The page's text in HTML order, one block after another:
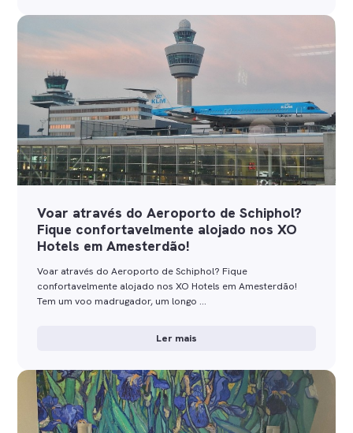
Voar através do Aeroporto de Schiphol?
Fique confortavelmente alojado nos XO
Hotels em Amesterdão!
Voar através do Aeroporto de Schiphol? Fique
confortavelmente alojado nos XO Hotels em Amesterdão!
Tem um voo madrugador, um longo …
Ler mais